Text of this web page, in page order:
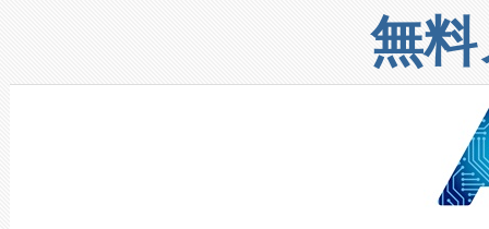
上げおよび商用化段階におけ
設備整備および立ち上げ調整
加組織は、Enzeneのバイオ
選定された製品について、自
取得できる可能性もあります
増加しているデータセンター
る電力網に大きな負担をかけ
事業者の負担軽減という課題
系統連系を迅速にし、ピーク
限を超えて利用可能な電力容
リューション「Avia 2」を発
したAvia 2は、1,000メート
狭視野のFOVを切り替えるこ
ケーブル、枝などの細かな対
なレーザースポットにより、
無